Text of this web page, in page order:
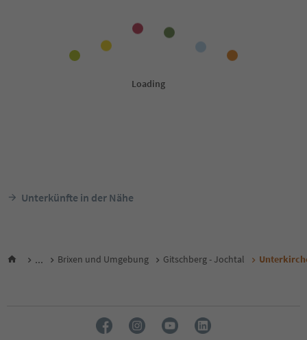
Unterkünfte in der Nähe
... Brixen und Umgebung Gitschberg - Jochtal